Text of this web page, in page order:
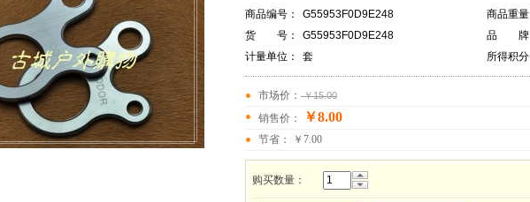
商品编号： G55953F0D9E248 商品重量
货 号：
G55953F0D9E248 品 牌
计量单位：
套 所得积分
市场价： ￥15.00
销售价： ￥8.00
节省： ￥7.00
购买数量：